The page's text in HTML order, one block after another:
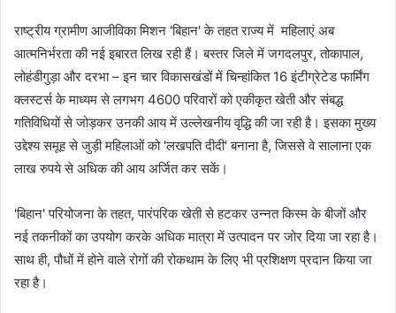
राष्ट्रीय ग्रामीण आजीविका मिशन 'बिहान' के तहत राज्य में महिलाएं अब
आत्मनिर्भरता की नई इबारत लिख रही हैं। बस्तर जिले में जगदलपुर, तोकापाल,
लोहंडीगुड़ा और दरभा – इन चार विकासखंडों में चिन्हांकित 16 इंटीग्रेटेड फार्मिंग
क्लस्टर्स के माध्यम से लगभग 4600 परिवारों को एकीकृत खेती और संबद्ध
गतिविधियों से जोड़कर उनकी आय में उल्लेखनीय वृद्धि की जा रही है। इसका मुख्य
उद्देश्य समूह से जुड़ी महिलाओं को 'लखपति दीदी' बनाना है, जिससे वे सालाना एक
लाख रुपये से अधिक की आय अर्जित कर सकें।
'बिहान' परियोजना के तहत, पारंपरिक खेती से हटकर उन्नत किस्म के बीजों और
नई तकनीकों का उपयोग करके अधिक मात्रा में उत्पादन पर जोर दिया जा रहा है।
साथ ही, पौधों में होने वाले रोगों की रोकथाम के लिए भी प्रशिक्षण प्रदान किया जा
रहा है।